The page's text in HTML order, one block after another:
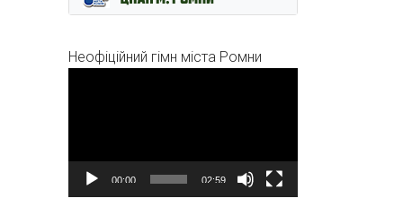
Неофіційний гімн міста Ромни
00:00 02:59